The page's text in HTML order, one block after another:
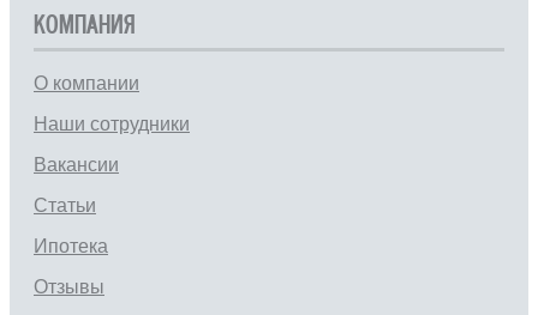
КОМПАНИЯ
О компании
Наши сотрудники
Вакансии
Статьи
Ипотека
Отзывы